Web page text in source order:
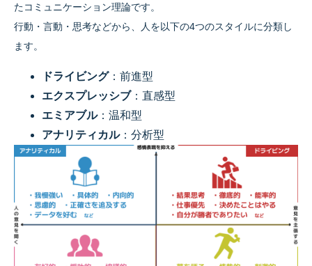
たコミュニケーション理論です。
行動・言動・思考などから、人を以下の4つのスタイルに分類し
ます。
ドライビング：前進型
エクスプレッシブ：直感型
エミアブル：温和型
アナリティカル：分析型